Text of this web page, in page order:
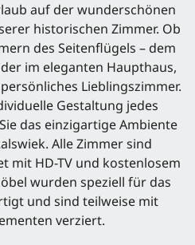
auf der wunderschönen
historischen Zimmer. Ob
des Seitenflügels – dem
im eleganten Haupthaus,
Lieblingszimmer.
Gestaltung jedes
das einzigartige Ambiente
Alle Zimmer sind
mit HD-TV und kostenlosem
wurden speziell für das
und sind teilweise mit
verziert.